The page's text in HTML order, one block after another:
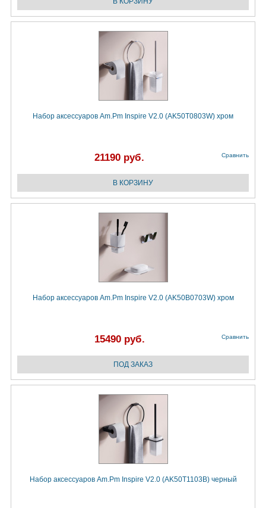
Набор аксессуаров Am.Pm Inspire V2.0 (AK50T0803W) хром
21190 руб. Сравнить
Набор аксессуаров Am.Pm Inspire V2.0 (AK50B0703W) хром
15490 руб. Сравнить
Набор аксессуаров Am.Pm Inspire V2.0 (AK50T1103B) черный